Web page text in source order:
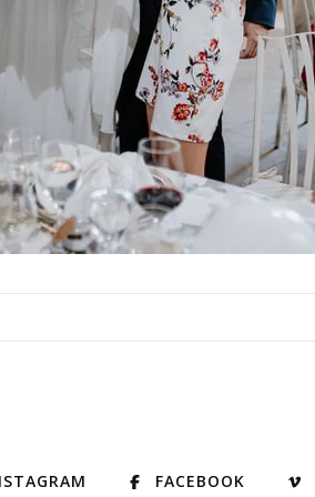
FACEBOOK